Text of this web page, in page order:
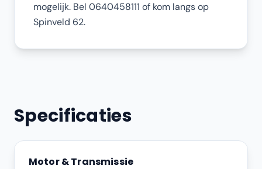
mogelijk. Bel 0640458111 of kom langs op
Spinveld 62.
Specificaties
Motor & Transmissie